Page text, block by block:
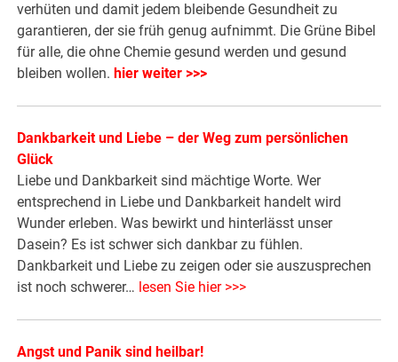
verhüten und damit jedem bleibende Gesundheit zu
garantieren, der sie früh genug aufnimmt. Die Grüne Bibel
für alle, die ohne Chemie gesund werden und gesund
bleiben wollen. hier weiter >>>
Dankbarkeit und Liebe – der Weg zum persönlichen
Glück
Liebe und Dankbarkeit sind mächtige Worte. Wer
entsprechend in Liebe und Dankbarkeit handelt wird
Wunder erleben. Was bewirkt und hinterlässt unser
Dasein? Es ist schwer sich dankbar zu fühlen.
Dankbarkeit und Liebe zu zeigen oder sie auszusprechen
ist noch schwerer… lesen Sie hier >>>
Angst und Panik sind heilbar!